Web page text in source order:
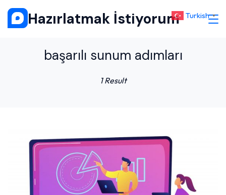
Skip
Hazırlatmak İstiyorum
başarılı sunum adımları
1 Result
Turkish ▼